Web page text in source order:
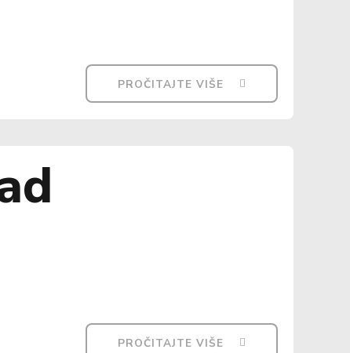
PROČITAJTE VIŠE
PROČITAJTE VIŠE